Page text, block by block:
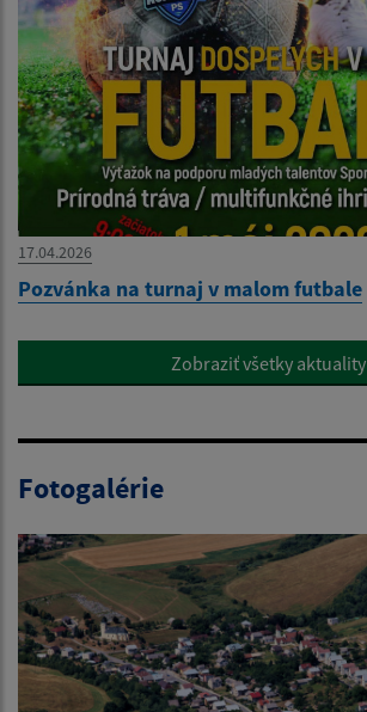
17.04.2026
Pozvánka na turnaj v malom futbale
Zobraziť všetky aktuality
Fotogalérie